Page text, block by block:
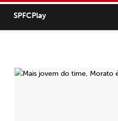
SPFCPlay